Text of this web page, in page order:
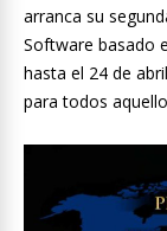
arranca su
Software basado
hasta el 24 de
para todos